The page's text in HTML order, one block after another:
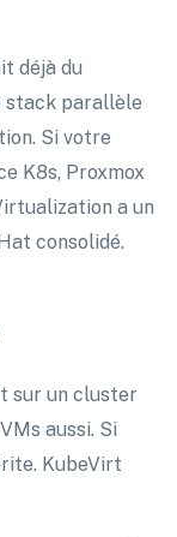
déjà du
stack parallèle
Si votre
K8s, Proxmox
a un
consolidé.
sur un cluster
aussi. Si
KubeVirt